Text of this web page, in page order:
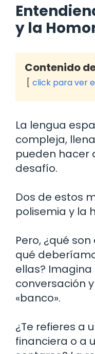
y la
Contenido
click para ver
La lengua
compleja,
pueden hacer
desafío.
Dos de estos
polisemia y la
Pero, ¿qué
qué
ellas?
conversación
«banco».
¿Te refieres a
financiera o a